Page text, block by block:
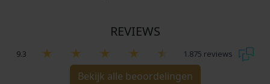
REVIEWS
9.3 1.875 reviews
Bekijk alle beoordelingen